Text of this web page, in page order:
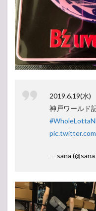
2019.6.19(水)
神戸ワールド
— sana